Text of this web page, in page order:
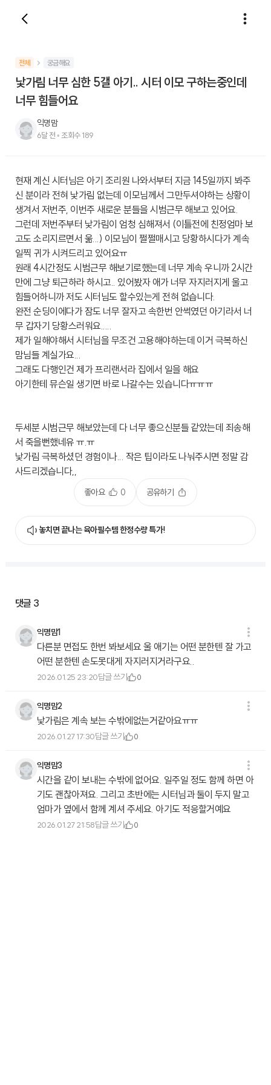
전체 궁금해요
낯가림 너무 심한 5갤 아기.. 시터 이모 구하는중인데
너무 힘들어요
익명맘
6달 전 • 조회수189
현재 계신 시터님은 아기 조리원 나와서부터 지금 145일까지 봐주
신 분이라 전혀 낯가림 없는데 이모님께서 그만두셔야하는 상황이
생겨서 저번주, 이번주 새로운 분들을 시범근무 해보고 있어요.
그런데 저번주부터 낯가림이 엄청 심해져서 (이틀전에 친정엄마 보
고도 소리지르면서 욺...) 이모님이 쩔쩔매시고 당황하시다가 계속
일찍 귀가 시켜드리고 있어요ㅠ
원래 4시간정도 시범근무 해보기로했는데 너무 계속 우니까 2시간
만에 그냥 퇴근하라 하시고.. 있어봤자 애가 너무 자지러지게 울고
힘들어하니까 저도 시터님도 할수있는게 전혀 없습니다.
완전 순딩이에다가 잠도 너무 잘자고 속한번 안썩였던 아기라서 너
무 갑자기 당황스러워요.....
제가 일해야해서 시터님을 무조건 고용해야하는데 이거 극복하신
맘님들 계실가요...
그래도 다행인건 제가 프리랜서라 집에서 일을 해요
아기한테 뮤슨일 생기면 바로 나갈수는 있습니다ㅠㅠㅠ
두세분 시범근무 해보았는데 다 너무 좋으신분들 같았는데 죄송해
서 죽을뻔했네유 ㅠ.ㅠ
낯가림 극복하셨던 경험이나... 작은 팁이라도 나눠주시면 정말 감
사드리겠습니다,,
좋아요 0 공유하기
놓치면 끝나는 육아필수템 한정수량 특가!
댓글 3
익명맘1
다른분 면접도 한번 봐보세요 울 애기는 어떤 분한텐 잘 가고
어떤 분한텐 손도못대게 자지러지거라구요..
2026.01.25 23:20답글 쓰기 0
익명맘2
낯가림은 계속 보는 수밖에없는거같아요ㅠㅠ
2026.01.27 17:30답글 쓰기 0
익명맘3
시간을 같이 보내는 수밖에 없어요. 일주일 정도 함께 하면 아
기도 괜찮아져요. 그리고 초반에는 시터님과 둘이 두지 말고
엄마가 옆에서 함께 계셔 주세요. 아기도 적응할거예요
2026.01.27 21:58답글 쓰기 0